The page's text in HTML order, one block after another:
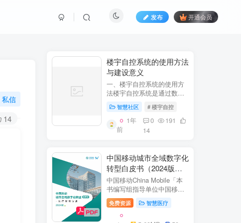
发布 开通会员
私信
14
​​楼宇自控系统的使用方法
与建设意义​
一、楼宇自控系统的使用方
法​​楼宇自控系统是通过数字
化、自动化技术对建筑内机
电设备（如暖通空调、照
明、电梯、给排水等）进行
集中监控、管理和优化运行
智慧社区 # 楼宇自控
1年
前
0
191
14
中国移动城市全域数字化
转型白皮书（2024版）-
医疗保障分册
中国移动China Mobile「本
书编写组指导单位中国移动
集团公司政企事业部编写单
位中移系统集成有限公司主
编李双佶、丁静、杨勇、赵
免费资源 智慧医疗